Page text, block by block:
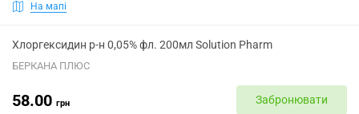
На мапі
Хлоргексидин р-н 0,05% фл. 200мл Solution Pharm
БЕРКАНА ПЛЮС
58.00 грн Забронювати